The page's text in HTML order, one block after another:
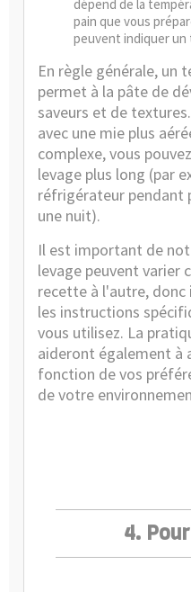
dépend de la
pain que vous
peuvent indiquer un
En règle générale, un
permet à la pâte de
saveurs et de
avec une mie plus
complexe, vous
levage plus long (par
réfrigérateur pendant
une nuit).
Il est important de
levage peuvent varier
recette à l'autre, donc
les instructions
vous utilisez. La
aideront également à
fonction de vos
de votre
4.